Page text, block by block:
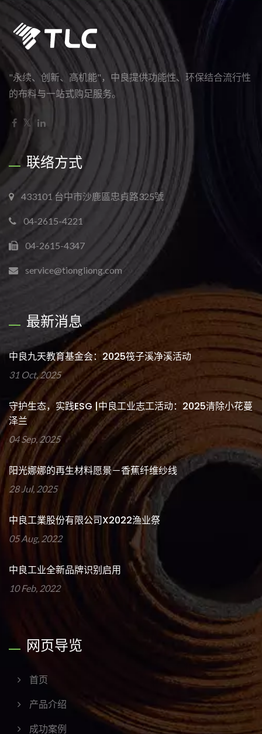
"永续、创新、高机能"，中良提供功能性、环保结合流行性
的布料与一站式购足服务。
联络方式
433101 台中市沙鹿區忠貞路325號
04-2615-4221
04-2615-4347
service@tiongliong.com
最新消息
中良九天教育基金会：2025筏子溪净溪活动
31 Oct, 2025
守护生态，实践ESG |中良工业志工活动：2025清除小花蔓
泽兰
04 Sep, 2025
阳光娜娜的再生材料愿景－香蕉纤维纱线
28 Jul, 2025
中良工業股份有限公司x2022渔业祭
05 Aug, 2022
中良工业全新品牌识别启用
10 Feb, 2022
网页导览
首页
产品介绍
成功案例